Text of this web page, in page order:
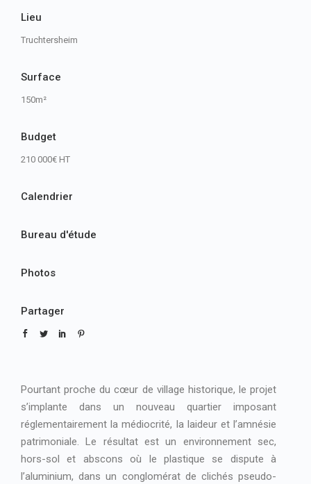
Lieu
Truchtersheim
Surface
150m²
Budget
210 000€ HT
Calendrier
Bureau d'étude
Photos
Partager
Pourtant proche du cœur de village historique, le projet
s’implante dans un nouveau quartier imposant
réglementairement la médiocrité, la laideur et l’amnésie
patrimoniale. Le résultat est un environnement sec,
hors-sol et abscons où le plastique se dispute à
l’aluminium, dans un conglomérat de clichés pseudo-